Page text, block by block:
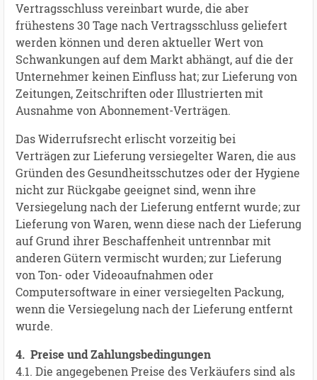
Vertragsschluss vereinbart wurde, die aber
frühestens 30 Tage nach Vertragsschluss geliefert
werden können und deren aktueller Wert von
Schwankungen auf dem Markt abhängt, auf die der
Unternehmer keinen Einfluss hat; zur Lieferung von
Zeitungen, Zeitschriften oder Illustrierten mit
Ausnahme von Abonnement-Verträgen.
Das Widerrufsrecht erlischt vorzeitig bei
Verträgen zur Lieferung versiegelter Waren, die aus
Gründen des Gesundheitsschutzes oder der Hygiene
nicht zur Rückgabe geeignet sind, wenn ihre
Versiegelung nach der Lieferung entfernt wurde; zur
Lieferung von Waren, wenn diese nach der Lieferung
auf Grund ihrer Beschaffenheit untrennbar mit
anderen Gütern vermischt wurden; zur Lieferung
von Ton- oder Videoaufnahmen oder
Computersoftware in einer versiegelten Packung,
wenn die Versiegelung nach der Lieferung entfernt
wurde.
4. Preise und Zahlungsbedingungen
4.1. Die angegebenen Preise des Verkäufers sind als